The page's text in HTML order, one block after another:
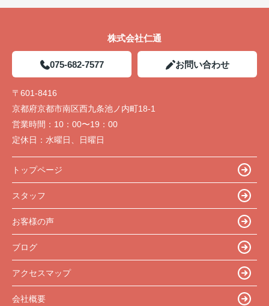
株式会社仁通
075-682-7577 お問い合わせ
〒601-8416
京都府京都市南区西九条池ノ内町18-1
営業時間： 10：00〜19：00
定休日： 水曜日、日曜日
トップページ
スタッフ
お客様の声
ブログ
アクセスマップ
会社概要